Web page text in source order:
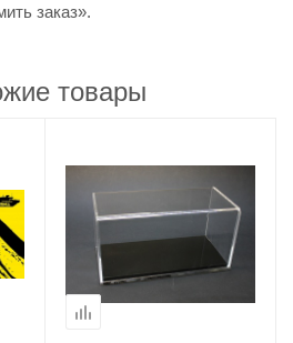
заказ».
товары